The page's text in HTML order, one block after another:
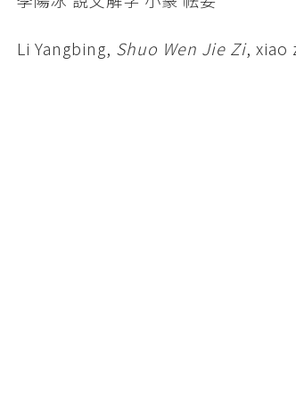
Li Yangbing, Shuo Wen Jie Zi, xiao